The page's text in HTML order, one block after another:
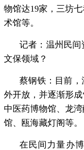
物馆达19家，三坊
术馆等。
记者：温州民间
文保领域？
蔡钢铁：目前，
外开放，并逐渐形
中医药博物馆、龙
馆、瓯海藏灯阁等。
在民间力量办